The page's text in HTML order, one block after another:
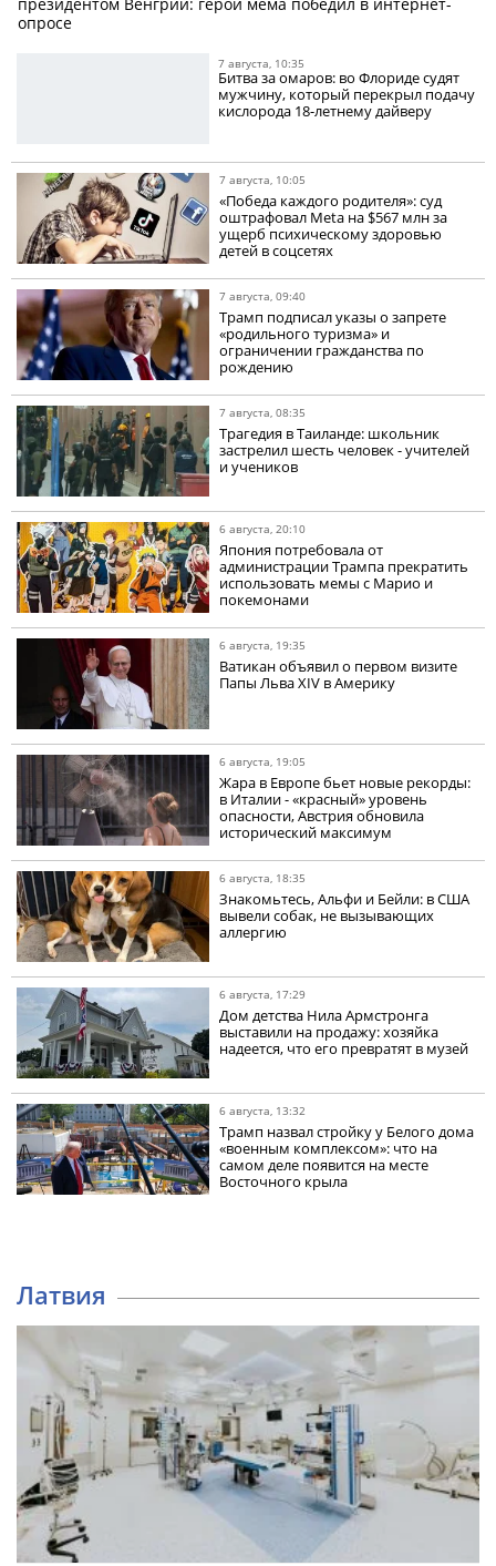
опросе
7 августа, 10:35
Битва за омаров: во Флориде судят
мужчину, который перекрыл подачу
кислорода 18-летнему дайверу
7 августа, 10:05
«Победа каждого родителя»: суд
оштрафовал Meta на $567 млн за
ущерб психическому здоровью
детей в соцсетях
7 августа, 09:40
Трамп подписал указы о запрете
«родильного туризма» и
ограничении гражданства по
рождению
7 августа, 08:35
Трагедия в Таиланде: школьник
застрелил шесть человек - учителей
и учеников
6 августа, 20:10
Япония потребовала от
администрации Трампа прекратить
использовать мемы с Марио и
покемонами
6 августа, 19:35
Ватикан объявил о первом визите
Папы Льва XIV в Америку
6 августа, 19:05
Жара в Европе бьет новые рекорды:
в Италии - «красный» уровень
опасности, Австрия обновила
исторический максимум
6 августа, 18:35
Знакомьтесь, Альфи и Бейли: в США
вывели собак, не вызывающих
аллергию
6 августа, 17:29
Дом детства Нила Армстронга
выставили на продажу: хозяйка
надеется, что его превратят в музей
6 августа, 13:32
Трамп назвал стройку у Белого дома
«военным комплексом»: что на
самом деле появится на месте
Восточного крыла
Латвия